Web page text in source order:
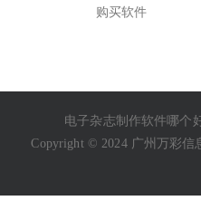
购买软件
电子杂志制作软件哪个
Copyright © 2024 广州万彩信